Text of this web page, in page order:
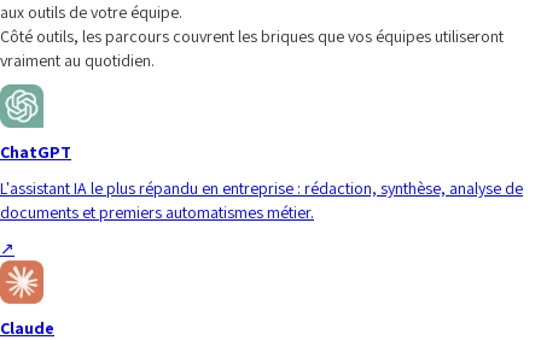
aux outils de votre équipe.
Côté outils, les parcours couvrent les briques que vos équipes utiliseront
vraiment au quotidien.
ChatGPT
L'assistant IA le plus répandu en entreprise : rédaction, synthèse, analyse de
documents et premiers automatismes métier.
↗
Claude